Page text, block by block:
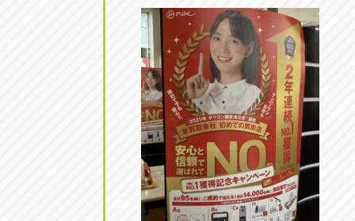
アップル
0587-66-
オートフ
052-400-
トラック
アップル岩倉店
愛知県岩倉市大地町長田35-1
オートフレンド
愛知県清須市春日砂賀東114
三重
トラック市四日市店